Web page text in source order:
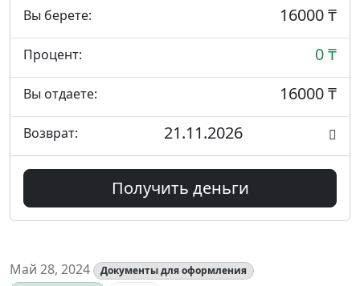
Вы берете: 16000 ₸
Процент: 0 ₸
Вы отдаете: 16000 ₸
Возврат: 21.11.2026
Получить деньги
Май 28, 2024
Документы для оформления